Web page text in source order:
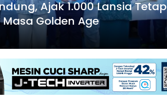
Ajak 1.000 Lansia Tetap
Golden Age